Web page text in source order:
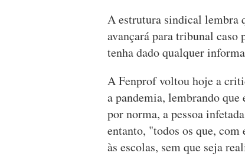
A estrutura sindical lembra
avançará para tribunal caso
tenha dado qualquer
A Fenprof voltou hoje a
a pandemia, lembrando
por norma, a pessoa
entanto, "todos os que,
às escolas, sem que seja